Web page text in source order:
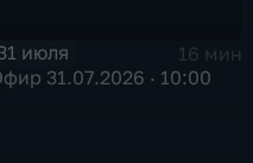
июля
16 мин
31.07.2026 · 10:00